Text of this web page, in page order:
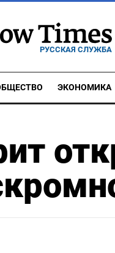
РУССКАЯ СЛУЖБА
ЭКОНОМИКА